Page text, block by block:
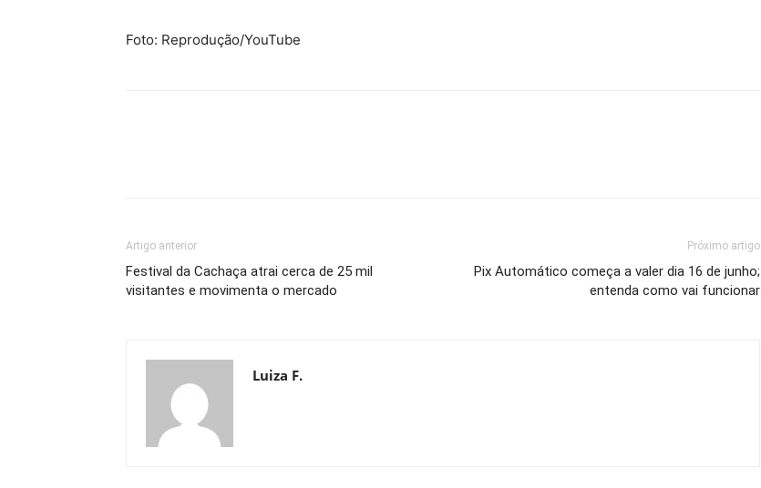
Foto: Reprodução/YouTube
Artigo anterior
Festival da Cachaça atrai cerca de 25 mil
visitantes e movimenta o mercado
Próximo artigo
Pix Automático começa a valer dia 16 de junho;
entenda como vai funcionar
Luiza F.